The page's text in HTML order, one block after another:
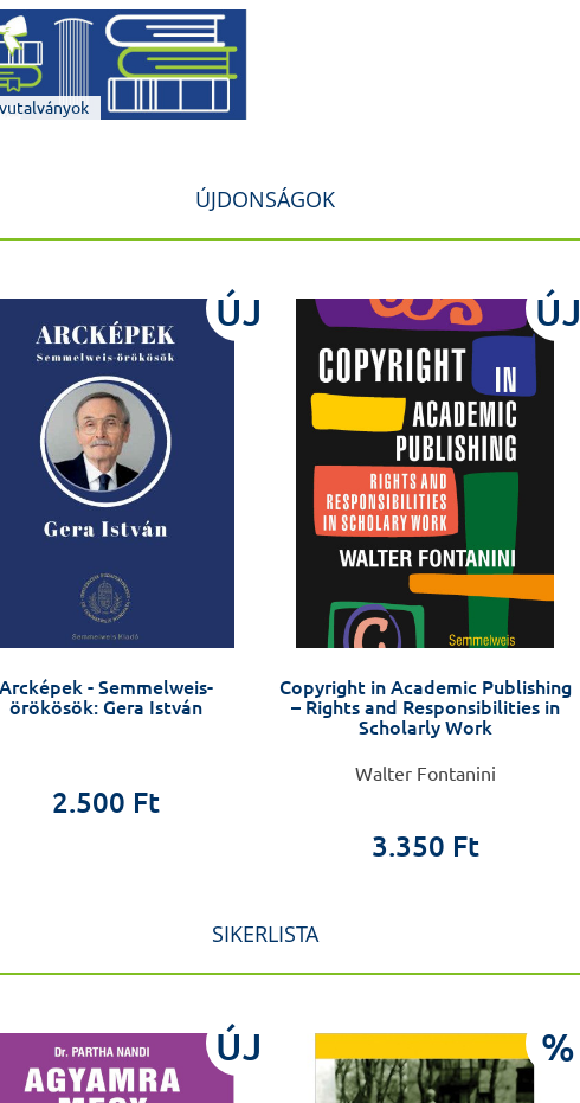
ÚJDONSÁGOK
ÚJ
Arcképek - Semmelweis-
örökösök: Gera István
2.500 Ft
ÚJ
Copyright in Academic Publishing
– Rights and Responsibilities in
Scholarly Work
Walter Fontanini
3.350 Ft
SIKERLISTA
ÚJ %